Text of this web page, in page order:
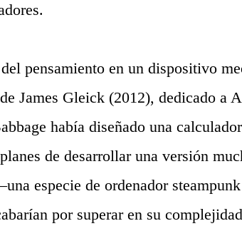
pensamiento en un dispositivo
de James Gleick (2012), dedicado a
había diseñado una
de desarrollar una versión
especie de ordenador
por superar en su